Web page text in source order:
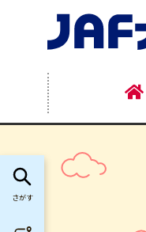
さがす